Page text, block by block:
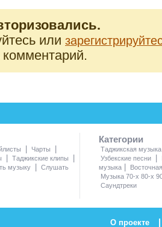
или
комментарий.
Чарты
Таджикские клипы
музыку
Слушать
Категории
Таджикская музыка
Узбекские песни
музыка
Музыка 70-х 80-х
Саундтреки
О проекте |